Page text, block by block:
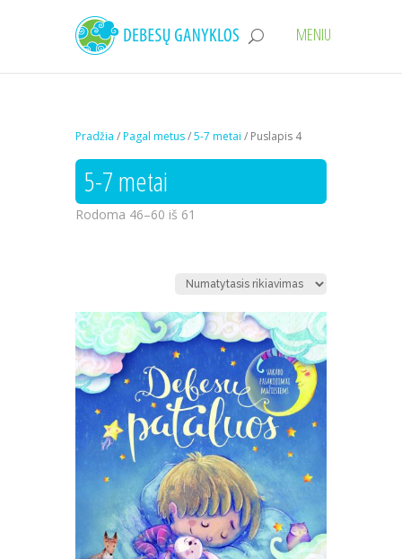
Pradžia /Pagal metus/5-7 metai / Puslapis 4
5-7 metai
Rodoma 46–60 iš 61